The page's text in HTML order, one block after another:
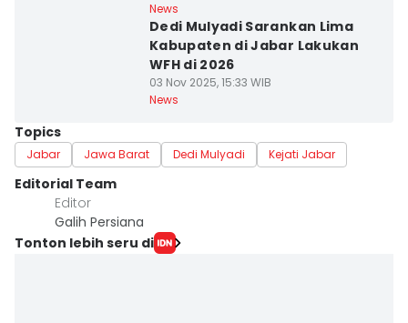
News
Dedi Mulyadi Sarankan Lima
Kabupaten di Jabar Lakukan
WFH di 2026
03 Nov 2025, 15:33 WIB
News
Topics
Jabar Jawa Barat Dedi Mulyadi Kejati Jabar
Editorial Team
Editor
Galih Persiana
Tonton lebih seru di